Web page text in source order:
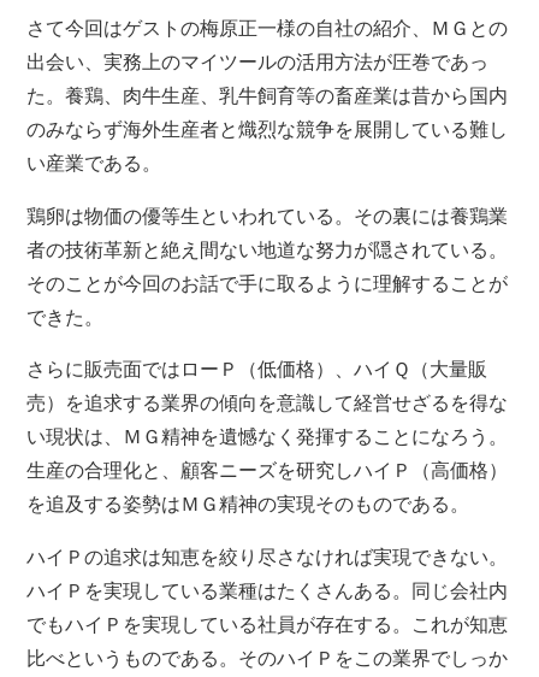
さて今回はゲストの梅原正一様の自社の紹介、ＭＧとの
出会い、実務上のマイツールの活用方法が圧巻であっ
た。養鶏、肉牛生産、乳牛飼育等の畜産業は昔から国内
のみならず海外生産者と熾烈な競争を展開している難し
い産業である。
鶏卵は物価の優等生といわれている。その裏には養鶏業
者の技術革新と絶え間ない地道な努力が隠されている。
そのことが今回のお話で手に取るように理解することが
できた。
さらに販売面ではローＰ（低価格）、ハイＱ（大量販
売）を追求する業界の傾向を意識して経営せざるを得な
い現状は、ＭＧ精神を遺憾なく発揮することになろう。
生産の合理化と、顧客ニーズを研究しハイＰ（高価格）
を追及する姿勢はＭＧ精神の実現そのものである。
ハイＰの追求は知恵を絞り尽さなければ実現できない。
ハイＰを実現している業種はたくさんある。同じ会社内
でもハイＰを実現している社員が存在する。これが知恵
比べというものである。そのハイＰをこの業界でしっか